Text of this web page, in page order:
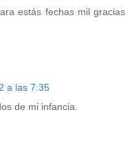
estás fechas mil gracias
a las 7:35
de mi infancia.